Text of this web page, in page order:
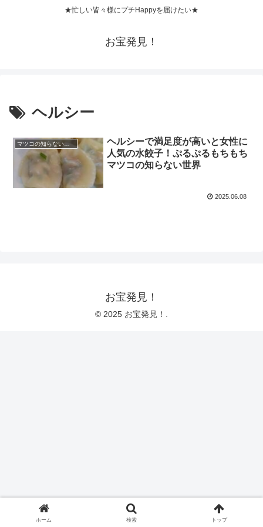
★忙しい皆々様にプチHappyを届けたい★
お宝発見！
ヘルシー
マツコの知らない世界
ヘルシーで満足度が高いと女性に
人気の水餃子！ぷるぷるもちもち
マツコの知らない世界
2025.06.08
お宝発見！
© 2025 お宝発見！.
ホーム 検索 トップ